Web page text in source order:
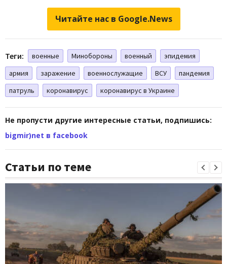
Читайте нас в Google.News
Теги: военные Минобороны военный
эпидемия
армия
заражение военнослужащие ВСУ
пандемия
патруль
коронавирус коронавирус в Украине
Не пропусти другие интересные статьи, подпишись:
bigmir)net в facebook
Статьи по теме